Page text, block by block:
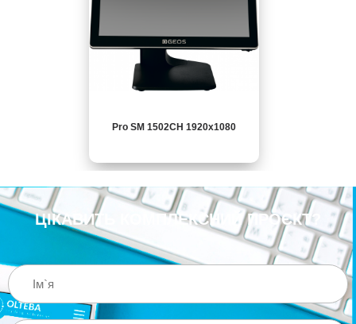
Pro SM 1502CH 1920x1080
ЦІКАВИТЬ КОМПЛЕКСНИЙ ПРОЄКТ?